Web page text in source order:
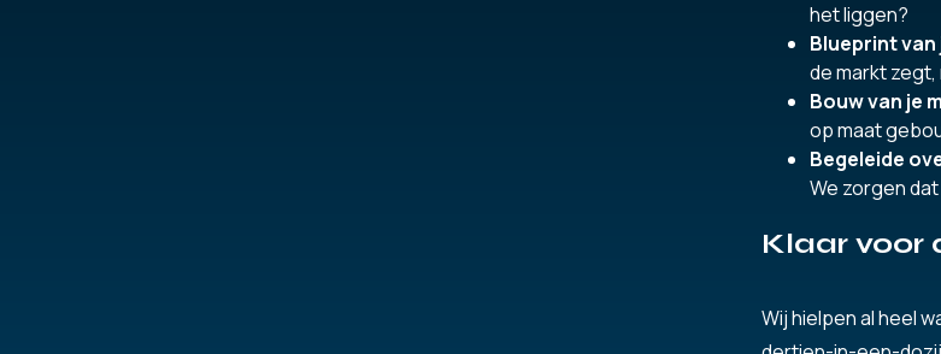
het liggen?
Blueprint van
de markt
Bouw van je
op maat
Begeleide
We zorgen
Klaar voor
Wij hielpen al heel